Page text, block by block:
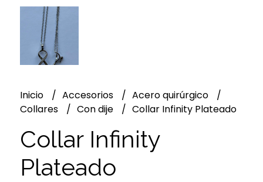
Inicio Accesorios
Acero quirúrgico
Collares
Con dije Collar Infinity Plateado
Collar Infinity
Plateado